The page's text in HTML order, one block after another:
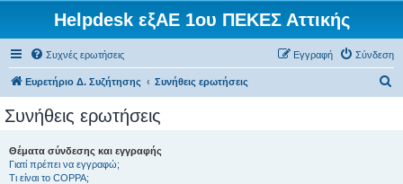
Helpdesk εξΑΕ 1ου ΠΕΚΕΣ Αττικής
Συχνές ερωτήσεις Σύνδεση
Εγγραφή
Ευρετήριο Δ. Συζήτησης Συνήθεις ερωτήσεις
Συνήθεις ερωτήσεις
Θέματα σύνδεσης και εγγραφής
Γιατί πρέπει να εγγραφώ;
Τι είναι το COPPA;